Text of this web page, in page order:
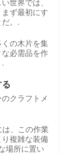
世界では、
ず最初にす
だ。.
の木片を集
必需品を作
.
クラフトメ
、この作業
複雑な装備
場所に置い